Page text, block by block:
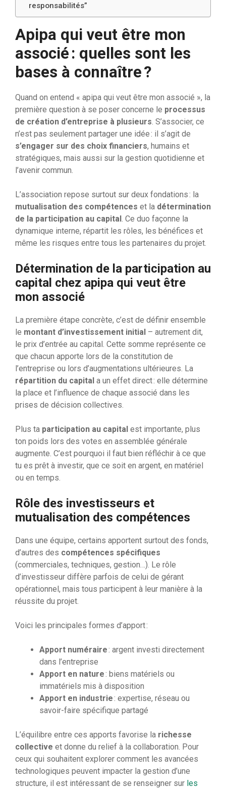
responsabilités”
Apipa qui veut être mon
associé : quelles sont les
bases à connaître ?
Quand on entend « apipa qui veut être mon associé », la
première question à se poser concerne le processus
de création d’entreprise à plusieurs . S’associer, ce
n’est pas seulement partager une idée : il s’agit de
s’engager sur des choix financiers, humains et
stratégiques, mais aussi sur la gestion quotidienne et
l’avenir commun.
L’association repose surtout sur deux fondations : la
mutualisation des compétences et la détermination
de la participation au capital . Ce duo façonne la
dynamique interne, répartit les rôles, les bénéfices et
même les risques entre tous les partenaires du projet.
Détermination de la participation au
capital chez apipa qui veut être
mon associé
La première étape concrète, c’est de définir ensemble
le montant d’investissement initial – autrement dit,
le prix d’entrée au capital. Cette somme représente ce
que chacun apporte lors de la constitution de
l’entreprise ou lors d’augmentations ultérieures. La
répartition du capital a un effet direct : elle détermine
la place et l’influence de chaque associé dans les
prises de décision collectives.
Plus ta participation au capital est importante, plus
ton poids lors des votes en assemblée générale
augmente. C’est pourquoi il faut bien réfléchir à ce que
tu es prêt à investir, que ce soit en argent, en matériel
ou en temps.
Rôle des investisseurs et
mutualisation des compétences
Dans une équipe, certains apportent surtout des fonds,
d’autres des compétences spécifiques
(commerciales, techniques, gestion…). Le rôle
d’investisseur diffère parfois de celui de gérant
opérationnel, mais tous participent à leur manière à la
réussite du projet.
Voici les principales formes d’apport :
Apport numéraire: argent investi directement
dans l’entreprise
Apport en nature: biens matériels ou
immatériels mis à disposition
Apport en industrie: expertise, réseau ou
savoir-faire spécifique partagé
L’équilibre entre ces apports favorise la richesse
collective et donne du relief à la collaboration. Pour
ceux qui souhaitent explorer comment les avancées
technologiques peuvent impacter la gestion d’une
structure, il est intéressant de se renseigner sur les